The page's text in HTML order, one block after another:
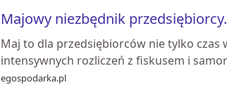
Majowy niezbędnik
Maj to dla przedsiębiorców nie tylko
intensywnych rozliczeń z fiskusem i
egospodarka.pl